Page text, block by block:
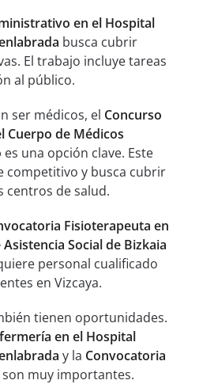
en el Hospital
busca cubrir
El trabajo incluye tareas
al público.
ser médicos, el Concurso
Cuerpo de Médicos
es una opción clave. Este
competitivo y busca cubrir
centros de salud.
Fisioterapeuta en
Social de Bizkaia
personal cualificado
en Vizcaya.
tienen oportunidades.
en el Hospital
y la Convocatoria
son muy importantes.